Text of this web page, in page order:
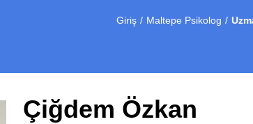
Giriş Maltepe Psikolog
Çiğdem Özkan